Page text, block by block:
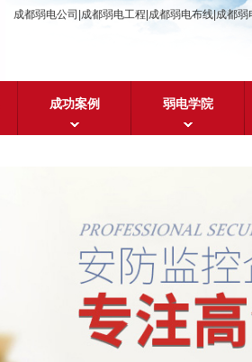
成都弱电公司|成都弱电工程|成都弱电布线|成都
成功案例 弱电学院